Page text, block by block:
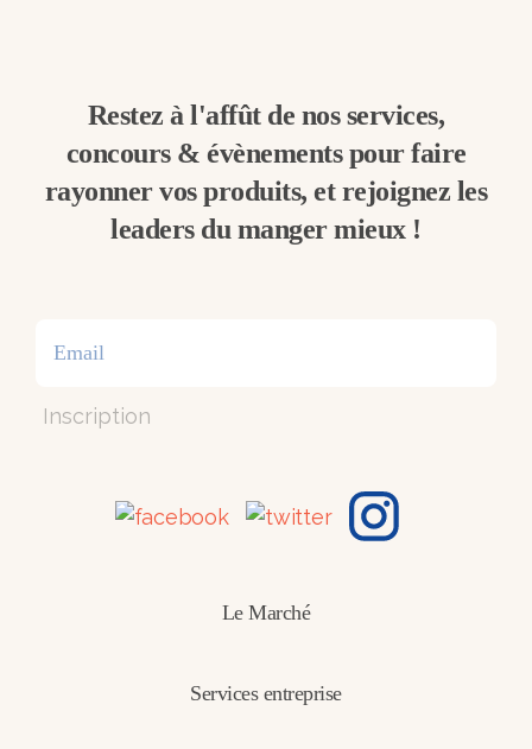
Restez à l'affût de nos services,
concours & évènements pour faire
rayonner vos produits, et rejoignez les
leaders du manger mieux !
Inscription
Le Marché
Services entreprise